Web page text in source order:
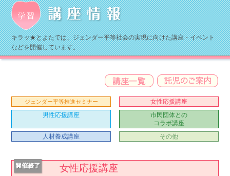
キラッ★とよたでは、ジェンダー平等社会の実現に向けた講座・イベント
などを開催しています。
ジェンダー平等推進セミナー
女性応援講座
男性応援講座
市民団体との
コラボ講座
人材養成講座
その他
女性応援講座